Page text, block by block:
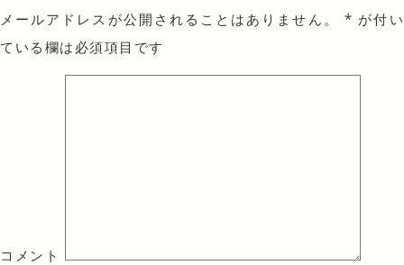
メールアドレスが公開されることはありません。 * が付い
ている欄は必須項目です
コメント